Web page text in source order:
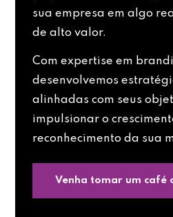
sua empresa em algo
de alto valor.
Com expertise em
desenvolvemos
alinhadas com seus
impulsionar o
reconhecimento da sua
Venha tomar um café